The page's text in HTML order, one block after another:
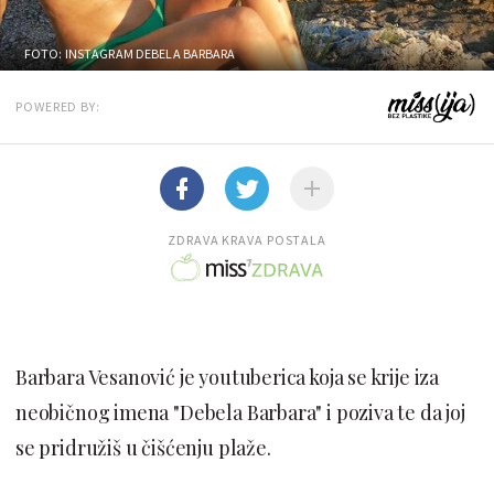
FOTO: INSTAGRAM DEBELA BARBARA
POWERED BY:
ZDRAVA KRAVA POSTALA
Barbara Vesanović je youtuberica koja se krije iza
neobičnog imena "Debela Barbara" i poziva te da joj
se pridružiš u čišćenju plaže.